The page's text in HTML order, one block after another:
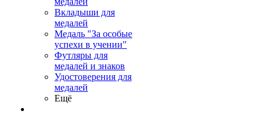
Вкладыши для
медалей
Медаль "За особые
успехи в учении"
Футляры для
медалей и знаков
Удостоверения для
медалей
Ещё